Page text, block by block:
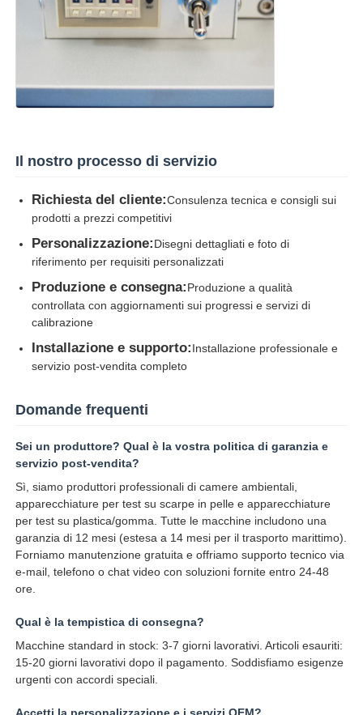
Il nostro processo di servizio
Richiesta del cliente:Consulenza tecnica e consigli sui
prodotti a prezzi competitivi
Personalizzazione:Disegni dettagliati e foto di
riferimento per requisiti personalizzati
Produzione e consegna:Produzione a qualità
controllata con aggiornamenti sui progressi e servizi di
calibrazione
Installazione e supporto:Installazione professionale e
servizio post-vendita completo
Domande frequenti
Sei un produttore? Qual è la vostra politica di garanzia e
servizio post-vendita?
Sì, siamo produttori professionali di camere ambientali,
apparecchiature per test su scarpe in pelle e apparecchiature
per test su plastica/gomma. Tutte le macchine includono una
garanzia di 12 mesi (estesa a 14 mesi per il trasporto marittimo).
Forniamo manutenzione gratuita e offriamo supporto tecnico via
e-mail, telefono o chat video con soluzioni fornite entro 24-48
ore.
Qual è la tempistica di consegna?
Macchine standard in stock: 3-7 giorni lavorativi. Articoli esauriti:
15-20 giorni lavorativi dopo il pagamento. Soddisfiamo esigenze
urgenti con accordi speciali.
Accetti la personalizzazione e i servizi OEM?